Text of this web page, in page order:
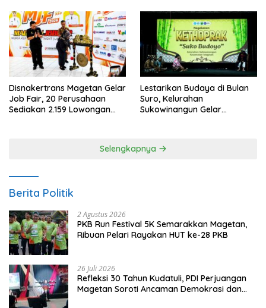
Disnakertrans Magetan Gelar
Job Fair, 20 Perusahaan
Sediakan 2.159 Lowongan
Lestarikan Budaya di Bulan
Suro, Kelurahan
Sukowinangun Gelar
Selengkapnya
Berita Politik
2 Agustus 2026
PKB Run Festival 5K Semarakkan Magetan,
Ribuan Pelari Rayakan HUT ke-28 PKB
26 Juli 2026
Refleksi 30 Tahun Kudatuli, PDI Perjuangan
Magetan Soroti Ancaman Demokrasi dan